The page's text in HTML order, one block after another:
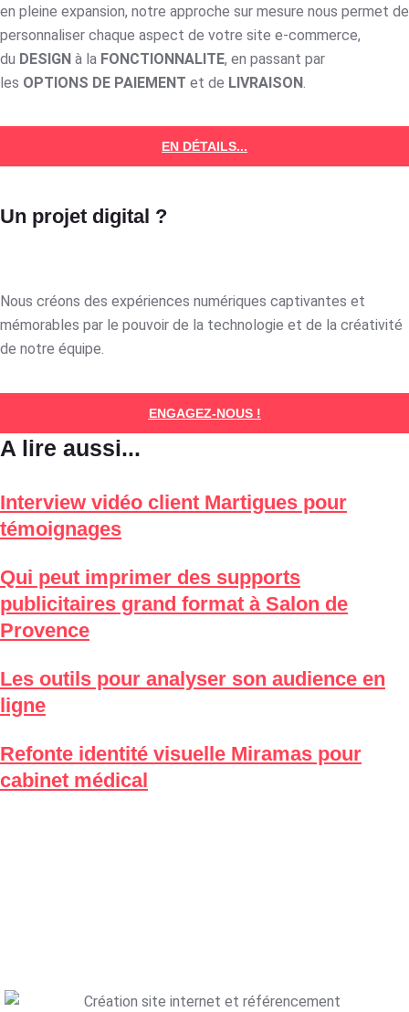
en pleine expansion, notre approche sur mesure nous permet de
personnaliser chaque aspect de votre site e-commerce,
du DESIGN à la FONCTIONNALITE, en passant par
les OPTIONS DE PAIEMENT et de LIVRAISON.
EN DÉTAILS...
Un projet digital ?
Nous créons des expériences numériques captivantes et
mémorables par le pouvoir de la technologie et de la créativité
de notre équipe.
ENGAGEZ-NOUS !
A lire aussi...
Interview vidéo client Martigues pour
témoignages
Qui peut imprimer des supports
publicitaires grand format à Salon de
Provence
Les outils pour analyser son audience en
ligne
Refonte identité visuelle Miramas pour
cabinet médical